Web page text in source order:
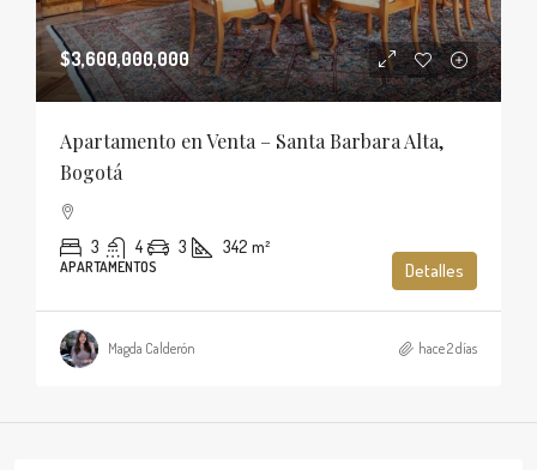
$3,600,000,000
Apartamento en Venta – Santa Barbara Alta,
Bogotá
3 4 3 342 m²
APARTAMENTOS Detalles
Magda Calderón hace 2 días